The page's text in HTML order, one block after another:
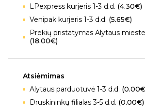
LPexpress kurjeris 1-3 d.d. (4.30€)
Venipak kurjeris 1-3 d.d. (5.65€)
Prekių pristatymas Alytaus mieste
(18.00€)
Atsiėmimas
Alytaus parduotuvė 1-3 d.d.
Druskininkų filialas 3-5 d.d. (0.00€)